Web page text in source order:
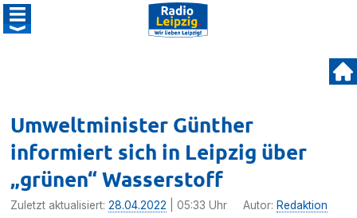
Umweltminister Günther
informiert sich in Leipzig über
„grünen“ Wasserstoff
Zuletzt aktualisiert:28.04.2022 | 05:33 Uhr Autor: Redaktion